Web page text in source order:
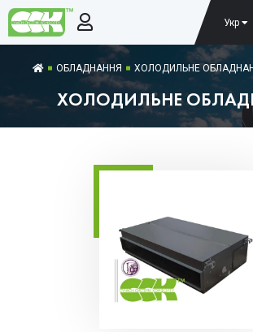
Укр
ОБЛАДНАННЯ ХОЛОДИЛЬНЕ
ХОЛОДИЛЬНЕ